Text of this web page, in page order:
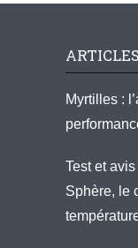
Myrtilles :
Test et
Sphère, le